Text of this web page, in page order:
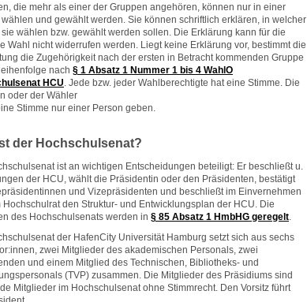
die mehr als einer der Gruppen angehören, können nur in einer
und gewählt werden. Sie können schriftlich erklären, in welcher
wählen bzw. gewählt werden sollen. Die Erklärung kann für die
Wahl nicht widerrufen werden. Liegt keine Erklärung vor, bestimmt die
die Zugehörigkeit nach der ersten in Betracht kommenden Gruppe
nach § 1 Absatz 1 Nummer 1 bis 4 WahlO
HCU . Jede bzw. jeder Wahlberechtigte hat eine Stimme. Die
oder der Wähler
Stimme nur einer Person geben.
der Hochschulsenat?
ist an wichtigen Entscheidungen beteiligt: Er beschließt u.
der HCU, wählt die Präsidentin oder den Präsidenten, bestätigt
und Vizepräsidenten und beschließt im Einvernehmen
Hochschulrat den Struktur- und Entwicklungsplan der HCU. Die
des Hochschulsenats werden in § 85 Absatz 1 HmbHG geregelt
der HafenCity Universität Hamburg setzt sich aus sechs
zwei Mitglieder des akademischen Personals, zwei
und einem Mitglied des Technischen, Bibliotheks- und
(TVP) zusammen. Die Mitglieder des Präsidiums sind
Mitglieder im Hochschulsenat ohne Stimmrecht. Den Vorsitz führt